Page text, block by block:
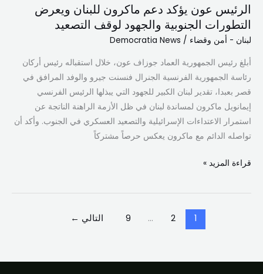
الرئيس عون يؤكد دعم ماكرون للبنان ويعرض
التطورات الجنوبية والجهود لوقف التصعيد
لبنان - أمن وقضاء /
Democratia News
أبلغ رئيس الجمهورية العماد جوزاف عون، خلال استقباله رئيس أركان
رئاسة الجمهورية الفرنسية الجنرال فنسنت جيرو والوفد المرافق في
قصر بعبدا، تقدير لبنان الكبير للجهود التي يبذلها الرئيس الفرنسي
إيمانويل ماكرون لمساندة لبنان في ظل الأزمة الراهنة الناتجة عن
استمرار الاعتداءات الإسرائيلية والتصعيد العسكري في الجنوب. وأكد أن
تواصله الدائم مع ماكرون يعكس حرصاً مشتركاً
لوقف
التصعيد
قراءة المزيد »
1
2
…
9 التالي ←